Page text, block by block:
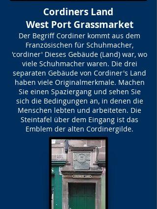
Cordiners Land
West Port Grassmarket
Der Begriff Cordiner kommt aus dem
Französischen für Schuhmacher,
'cordiner' Dieses Gebäude (Land) war, wo
viele Schuhmacher waren. Die drei
separaten Gebäude von Cordiner's Land
haben viele Originalmerkmale. Machen
Sie einen Spaziergang und sehen Sie
sich die Bedingungen an, in denen die
Menschen lebten und arbeiteten. Die
Steintafel über dem Eingang ist das
Emblem der alten Cordinergilde.